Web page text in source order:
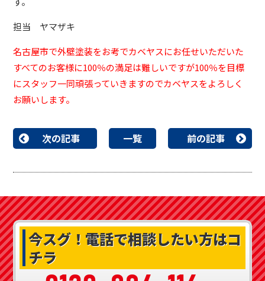
担当 ヤマザキ
名古屋市で外壁塗装をお考でカベヤスにお任せいただいた
すべてのお客様に100％の満足は難しいですが100％を目標
にスタッフ一同頑張っていきますのでカベヤスをよろしく
お願いします。
次の記事 一覧 前の記事
今スグ！ 電話で相談したい方はコ
チラ